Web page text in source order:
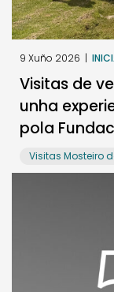
9 Xuño 2026 |
Visitas de
unha
pola
Visitas Mosteiro